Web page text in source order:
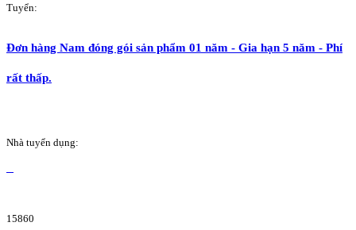
Tuyển:
Đơn hàng Nam đóng gói sản phẩm 01 năm - Gia hạn 5 năm - Phí
rất thấp.
Nhà tuyển dụng:
15860